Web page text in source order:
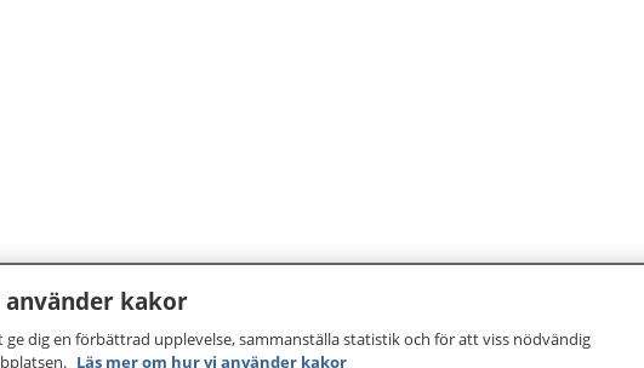
använder kakor
ge dig en förbättrad upplevelse, sammanställa statistik och för att viss nödvändig
Läs mer om hur vi använder kakor